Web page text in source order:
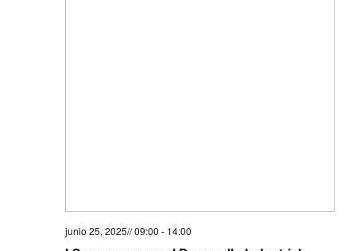
junio 25, 2025// 09:00 - 14:00